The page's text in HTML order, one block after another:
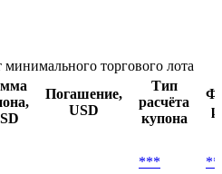
торгового лота
Погашение,
USD
Тип
расчёта
купона
***